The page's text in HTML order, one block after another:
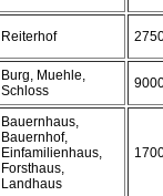
Reiterhof
Burg, Muehle,
Schloss
Bauernhaus,
Bauernhof,
Einfamilienhaus,
Forsthaus,
Landhaus